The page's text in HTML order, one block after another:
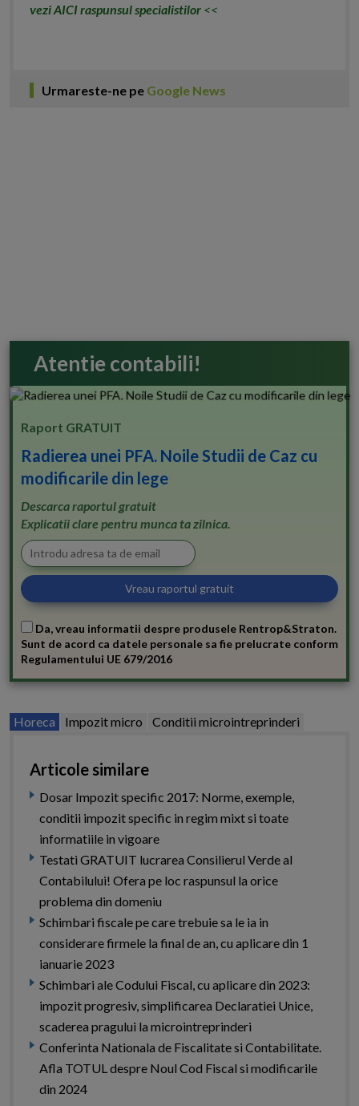
vezi AICI raspunsul specialistilor <<
Urmareste-ne pe Google News
Atentie contabili!
Raport GRATUIT
Radierea unei PFA. Noile Studii de Caz cu
modificarile din lege
Descarca raportul gratuit
Explicatii clare pentru munca ta zilnica.
Da, vreau informatii despre produsele Rentrop&Straton.
Sunt de acord ca datele personale sa fie prelucrate conform
Regulamentului UE 679/2016
Horeca Impozit micro Conditii microintreprinderi
Articole similare
Dosar Impozit specific 2017: Norme, exemple,
conditii impozit specific in regim mixt si toate
informatiile in vigoare
Testati GRATUIT lucrarea Consilierul Verde al
Contabilului! Ofera pe loc raspunsul la orice
problema din domeniu
Schimbari fiscale pe care trebuie sa le ia in
considerare firmele la final de an, cu aplicare din 1
ianuarie 2023
Schimbari ale Codului Fiscal, cu aplicare din 2023:
impozit progresiv, simplificarea Declaratiei Unice,
scaderea pragului la microintreprinderi
Conferinta Nationala de Fiscalitate si Contabilitate.
Afla TOTUL despre Noul Cod Fiscal si modificarile
din 2024